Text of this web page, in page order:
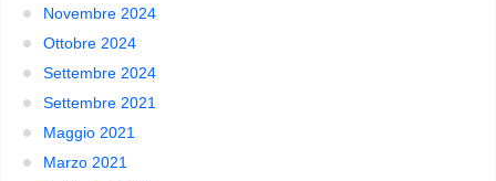
Novembre 2024
Ottobre 2024
Settembre 2024
Settembre 2021
Maggio 2021
Marzo 2021